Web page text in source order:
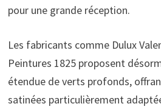
pour une grande réception.
Les fabricants comme Dulux
Peintures 1825 proposent
étendue de verts profonds,
satinées particulièrement